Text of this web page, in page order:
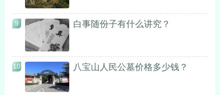
9 白事随份子有什么讲究？
10 八宝山人民公墓价格多少钱？